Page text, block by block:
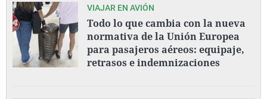
VIAJAR EN AVIÓN
Todo lo que cambia con la nueva
normativa de la Unión Europea
para pasajeros aéreos: equipaje,
retrasos e indemnizaciones